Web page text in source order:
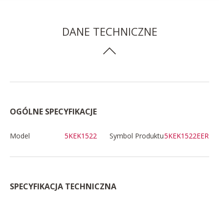
DANE TECHNICZNE
OGÓLNE SPECYFIKACJE
Model 5KEK1522 Symbol Produktu5KEK1522EER
SPECYFIKACJA TECHNICZNA